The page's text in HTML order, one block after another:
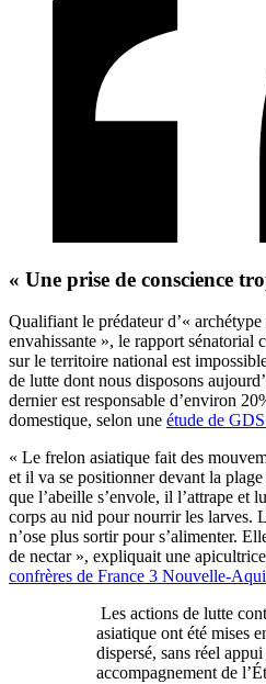
« Une prise de conscience
Qualifiant le prédateur d’« archétype
envahissante », le rapport sénatorial
sur le territoire national est
de lutte dont nous disposons
dernier est responsable d’environ
domestique, selon une étude de
« Le frelon asiatique fait des
et il va se positionner devant la
que l’abeille s’envole, il l’attrape et
corps au nid pour nourrir les larves.
n’ose plus sortir pour s’alimenter.
de nectar », expliquait une
confrères de France 3 Nouvelle-
Les actions de lutte
asiatique ont été mises
dispersé, sans réel
accompagnement de